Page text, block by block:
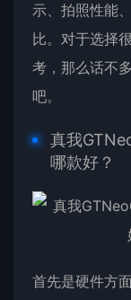
示、拍照性能
比。对于选择
考，那么话不
吧。
真我
哪款好？
首先是硬件方